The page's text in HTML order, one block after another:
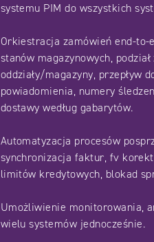
systemu PIM do wszystkich
Orkiestracja zamówień
stanów magazynowych,
oddziały/magazyny, przepływ
powiadomienia, numery
dostawy według gabarytów.
Automatyzacja procesów
synchronizacja faktur, fv
limitów kredytowych, blokad
Umożliwienie monitorowania,
wielu systemów jednocześnie.